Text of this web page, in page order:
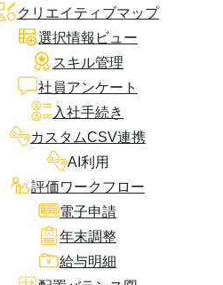
クリエイティブマップ
選択情報ビュー
スキル管理
社員アンケート
入社手続き
カスタムCSV連携
AI利用
評価ワークフロー
電子申請
年末調整
給与明細